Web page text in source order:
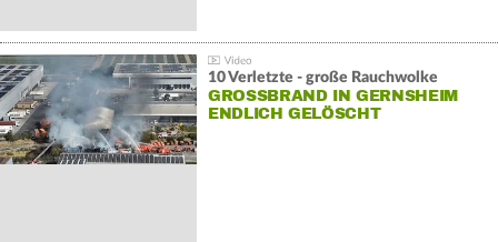
10 Verletzte - große Rauchwolke
GROSSBRAND IN GERNSHEIM E
NDLICH GELÖSCHT